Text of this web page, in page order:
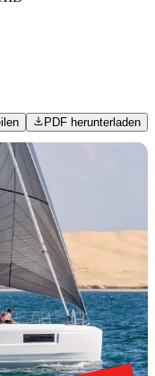
PDF herunterladen